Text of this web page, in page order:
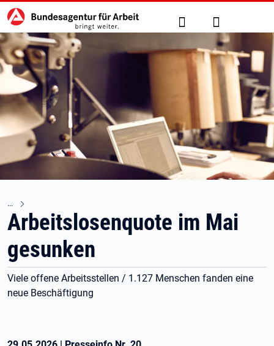
zu den Hauptinhalten springen
Hauptnavigation Suche Anmelden
Arbeitslosenquote im Mai
gesunken
Viele offene Arbeitsstellen / 1.127 Menschen fanden eine
neue Beschäftigung